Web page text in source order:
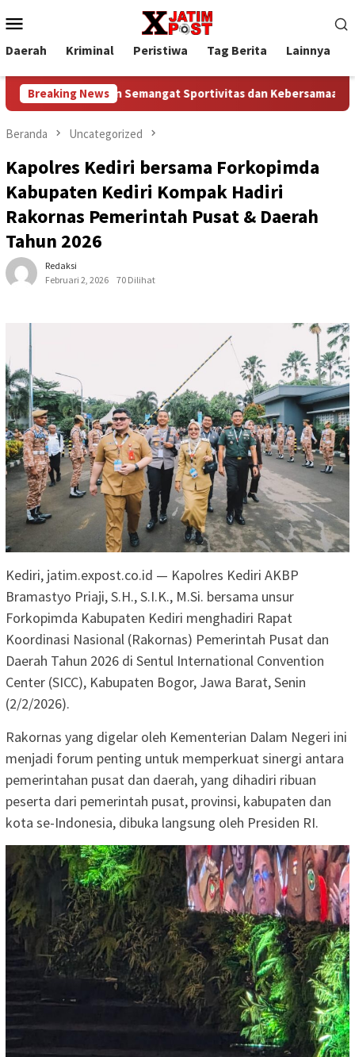
ke
kontenMobile
Daerah Kriminal Peristiwa Tag Berita Lainnya
Breaking News
Semangat Sportivitas dan Kebersamaan Baca
Beranda Uncategorized
Kapolres Kediri bersama Forkopimda
Kabupaten Kediri Kompak Hadiri
Rakornas Pemerintah Pusat & Daerah
Tahun 2026
Redaksi
Februari 2, 2026
70 Dilihat
Kediri, jatim.expost.co.id — Kapolres Kediri AKBP
Bramastyo Priaji, S.H., S.I.K., M.Si. bersama unsur
Forkopimda Kabupaten Kediri menghadiri Rapat
Koordinasi Nasional (Rakornas) Pemerintah Pusat dan
Daerah Tahun 2026 di Sentul International Convention
Center (SICC), Kabupaten Bogor, Jawa Barat, Senin
(2/2/2026).
Rakornas yang digelar oleh Kementerian Dalam Negeri ini
menjadi forum penting untuk memperkuat sinergi antara
pemerintahan pusat dan daerah, yang dihadiri ribuan
peserta dari pemerintah pusat, provinsi, kabupaten dan
kota se-Indonesia, dibuka langsung oleh Presiden RI.